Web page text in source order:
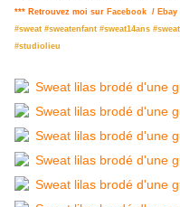
*** Retrouvez moi sur Facebook / Ebay
#sweat #sweatenfant #sweat14ans
#studiolieu